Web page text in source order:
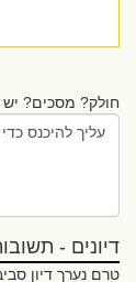
חולק? מסכים? יש
דיונים - תשובות
טרם נערך דיון סביב